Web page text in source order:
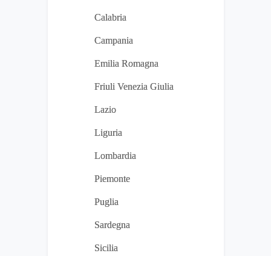
Calabria
Campania
Emilia Romagna
Friuli Venezia Giulia
Lazio
Liguria
Lombardia
Piemonte
Puglia
Sardegna
Sicilia